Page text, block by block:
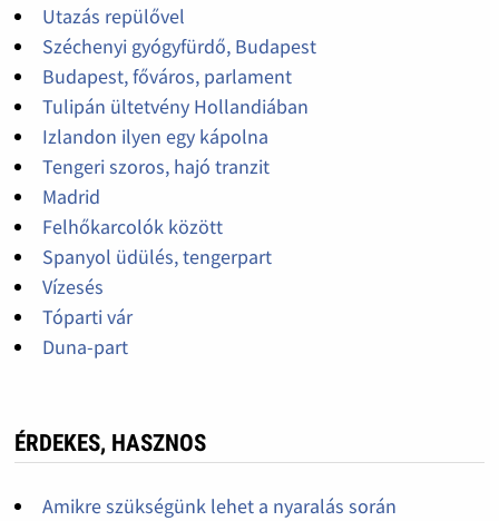
Utazás repülővel
Széchenyi gyógyfürdő, Budapest
Budapest, főváros, parlament
Tulipán ültetvény Hollandiában
Izlandon ilyen egy kápolna
Tengeri szoros, hajó tranzit
Madrid
Felhőkarcolók között
Spanyol üdülés, tengerpart
Vízesés
Tóparti vár
Duna-part
ÉRDEKES, HASZNOS
Amikre szükségünk lehet a nyaralás során